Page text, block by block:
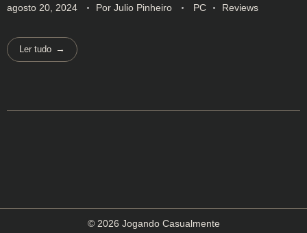
agosto 20, 2024 Por Julio Pinheiro PC Reviews
Ler tudo
© 2026 Jogando Casualmente